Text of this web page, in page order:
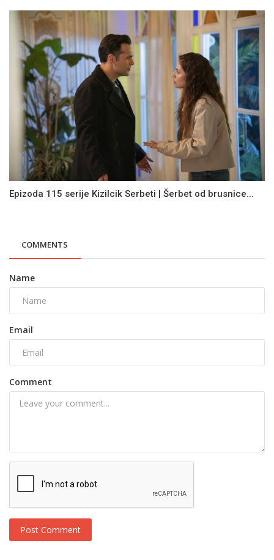
Epizoda 115 serije Kizilcik Serbeti | Šerbet od brusnice...
COMMENTS
Name
Email
Comment
Post Comment